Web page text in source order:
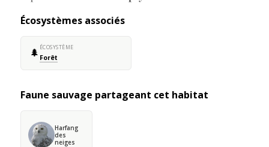
Écosystèmes associés
🌲 ÉCOSYSTÈME
Forêt
Faune sauvage partageant cet habitat
Harfang
des
neiges